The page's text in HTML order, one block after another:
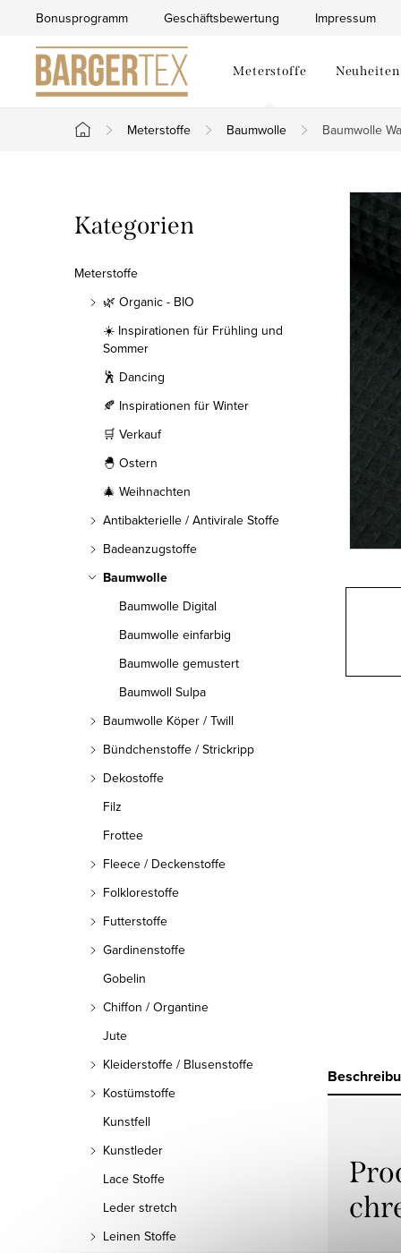
springen
Bonusprogramm Geschäftsbewertung Impressum
Meterstoffe Neuheiten
Startseite
Meterstoffe Baumwolle Baumwolle
e
i
Kategorien
überspringen
Kategorien
Meterstoffe
🌿 Organic - BIO
☀️ Inspirationen für Frühling und
Sommer
🕺 Dancing
🍂 Inspirationen für Winter
🛒 Verkauf
🐣 Ostern
🎄 Weihnachten
Antibakterielle / Antivirale Stoffe
Badeanzugstoffe
Baumwolle
Baumwolle Digital
Baumwolle einfarbig
Baumwolle gemustert
Baumwoll Sulpa
Baumwolle Köper / Twill
Bündchenstoffe / Strickripp
Dekostoffe
Filz
Frottee
Fleece / Deckenstoffe
Folklorestoffe
Futterstoffe
Gardinenstoffe
Gobelin
Chiffon / Organtine
Jute
Kleiderstoffe / Blusenstoffe
Kostümstoffe
Kunstfell
Kunstleder
Lace Stoffe
Leder stretch
Leinen Stoffe